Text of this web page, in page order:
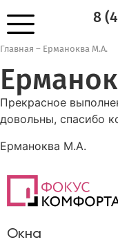
8
Главная – Ерманоква М.А.
Прекрасное
довольны, спасибо
Ерманоква М.А.
Окна